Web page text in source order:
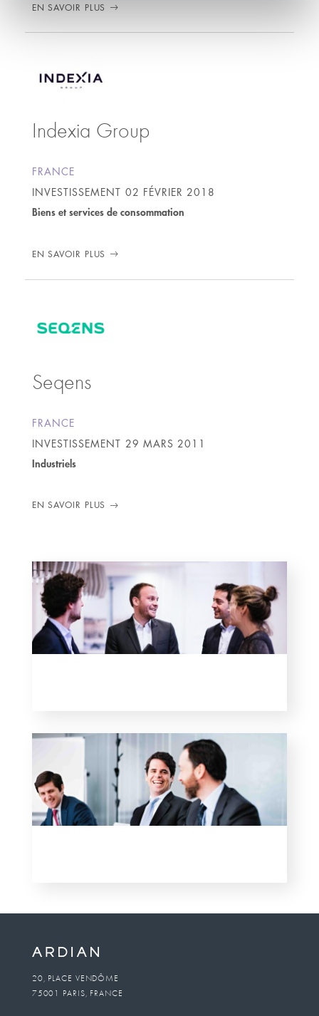
EN SAVOIR PLUS
Indexia Group
FRANCE
INVESTISSEMENT 02 FÉVRIER 2018
Biens et services de consommation
EN SAVOIR PLUS
Seqens
FRANCE
INVESTISSEMENT 29 MARS 2011
Industriels
EN SAVOIR PLUS
20, PLACE VENDÔME
75001 PARIS, FRANCE